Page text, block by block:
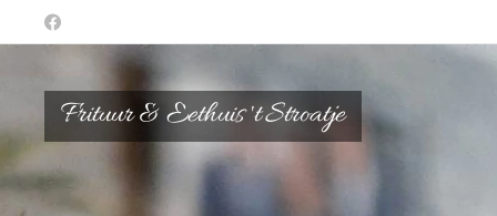
Frituur & Eethuis 't Stroatje